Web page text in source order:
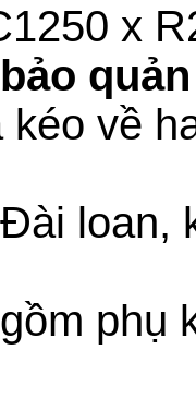
x
về
loan,
phụ